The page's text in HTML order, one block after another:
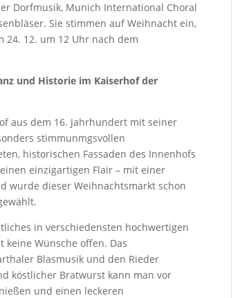
Dorfmusik, Munich International Choral
Sie stimmen auf Weihnacht ein,
24. 12. um 12 Uhr nach dem
im Kaiserhof der
aus dem 16. Jahrhundert mit seiner
stimmunmgsvollen
historischen Fassaden des Innenhofs
einzigartigen Flair – mit einer
wurde dieser Weihnachtsmarkt schon
in verschiedensten hochwertigen
Wünsche offen. Das
Blasmusik und den Rieder
köstlicher Bratwurst kann man vor
und einen leckeren